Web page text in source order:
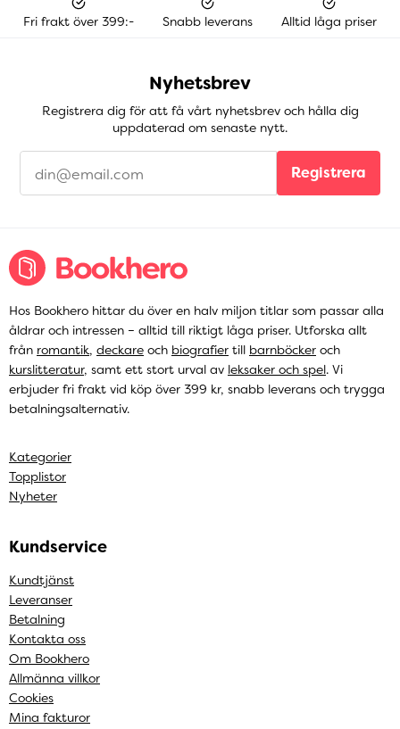
Fri frakt över 399:- Snabb leverans Alltid låga priser
Nyhetsbrev
Registrera dig för att få vårt nyhetsbrev och hålla dig
uppdaterad om senaste nytt.
Registrera
Hos Bookhero hittar du över en halv miljon titlar som passar alla
åldrar och intressen – alltid till riktigt låga priser. Utforska allt
från romantik, deckare och biografier till barnböcker och
kurslitteratur, samt ett stort urval av leksaker och spel. Vi
erbjuder fri frakt vid köp över 399 kr, snabb leverans och trygga
betalningsalternativ.
Kategorier
Topplistor
Nyheter
Kundservice
Kundtjänst
Leveranser
Betalning
Kontakta oss
Om Bookhero
Allmänna villkor
Cookies
Mina fakturor